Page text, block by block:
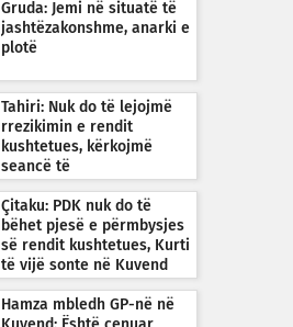
Gruda: Jemi në situatë të
jashtëzakonshme, anarki e
plotë
Tahiri: Nuk do të lejojmë
rrezikimin e rendit
kushtetues, kërkojmë
seancë të
orën 22:30
Çitaku: PDK nuk do të
bëhet pjesë e përmbysjes
së rendit kushtetues, Kurti
të vijë sonte në Kuvend
Hamza mbledh GP-në në